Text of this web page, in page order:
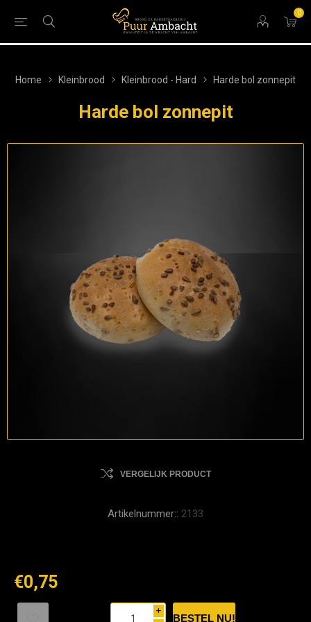
0
Home Kleinbrood Kleinbrood - Hard Harde bol zonnepit
Harde bol zonnepit
VERGELIJK PRODUCT
Artikelnummer:: 2133
€0,75
i